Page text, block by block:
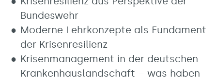
Bundeswehr
Moderne Lehrkonzepte als Fundament
der Krisenresilienz
Krisenmanagement in der deutschen
Krankenhauslandschaft – was haben